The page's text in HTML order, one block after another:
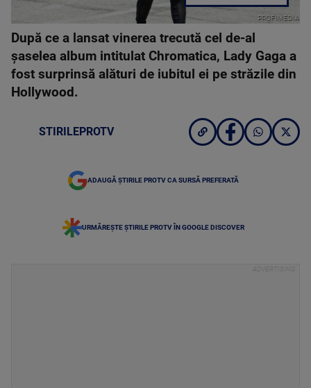
PROFIMEDIA
După ce a lansat vinerea trecută cel de-al
șaselea album intitulat Chromatica, Lady Gaga a
fost surprinsă alături de iubitul ei pe străzile din
Hollywood.
STIRILEPROTV
ADAUGĂ ȘTIRILE PROTV CA SURSĂ PREFERATĂ
URMĂREȘTE ȘTIRILE PROTV ÎN GOOGLE DISCOVER